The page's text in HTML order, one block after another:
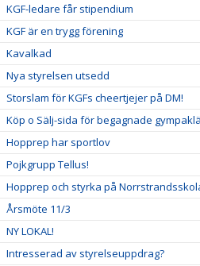
KGF-ledare får stipendium
KGF är en trygg förening
Kavalkad
Nya styrelsen utsedd
Storslam för KGFs cheertjejer på DM!
Köp o Sälj-sida för begagnade
Hopprep har sportlov
Pojkgrupp Tellus!
Hopprep och styrka på
Årsmöte 11/3
NY LOKAL!
Intresserad av styrelseuppdrag?